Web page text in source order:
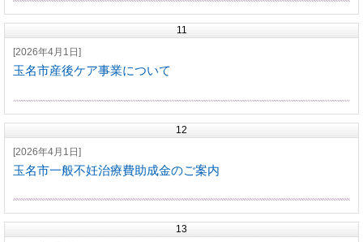
11
[2026年4月1日]
玉名市産後ケア事業について
12
[2026年4月1日]
玉名市一般不妊治療費助成金のご案内
13